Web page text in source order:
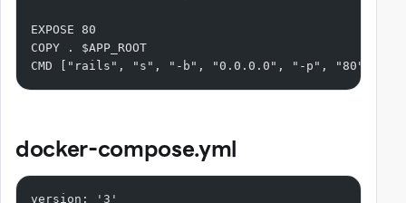
EXPOSE 80
COPY . $APP_ROOT
CMD ["rails", "s", "-b", "0.0.0.0", "-p", "80"]
docker-compose.yml
version: '3'